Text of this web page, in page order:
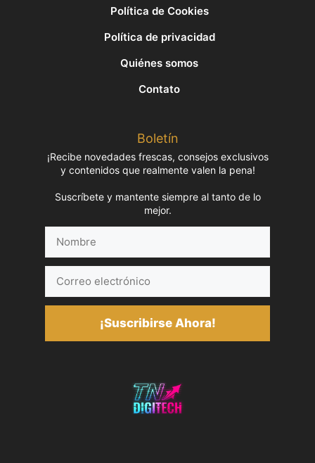
Política de Cookies
Política de privacidad
Quiénes somos
Contato
Boletín
¡Recibe novedades frescas, consejos exclusivos
y contenidos que realmente valen la pena!
Suscríbete y mantente siempre al tanto de lo
mejor.
electrónico
¡Suscribirse Ahora!